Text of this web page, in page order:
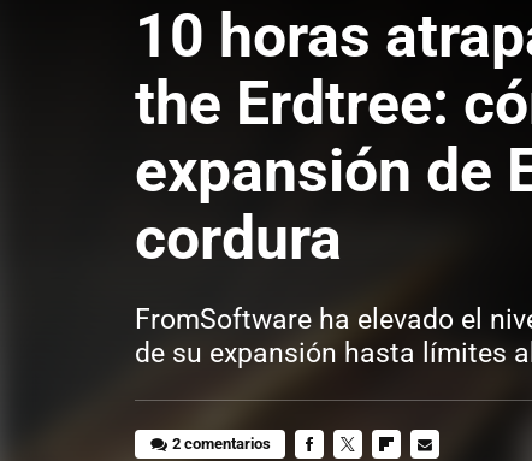
10 horas
the Erdtree:
expansión de
cordura
FromSoftware ha elevado el
de su expansión hasta límites
2 comentarios